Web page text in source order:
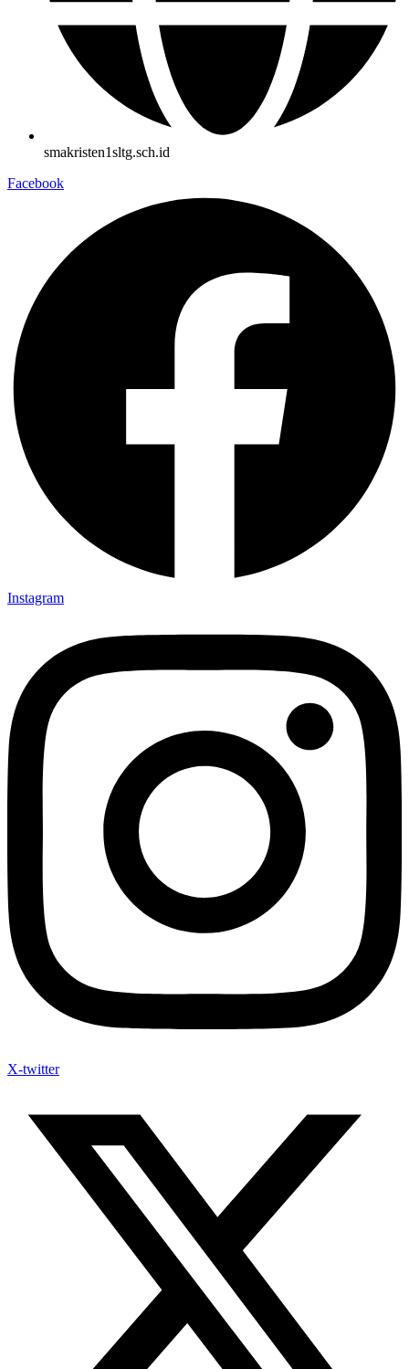
smakristen1sltg.sch.id
Facebook
Instagram
X-twitter